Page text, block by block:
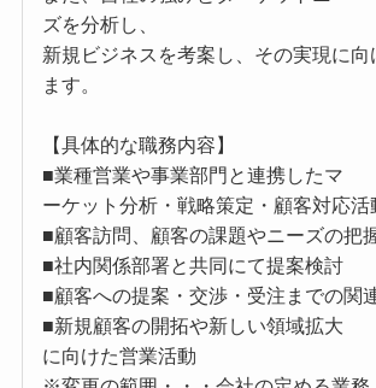
ズを分析し、
新規ビジネスを考案し、その実現に向
ます。
【具体的な職務内容】
■業種営業や事業部門と連携したマ
ーケット分析・戦略策定・顧客対応活
■顧客訪問、顧客の課題やニーズの把
■社内関係部署と共同にて提案検討
■顧客への提案・交渉・受注までの関
■新規顧客の開拓や新しい領域拡大
に向けた営業活動